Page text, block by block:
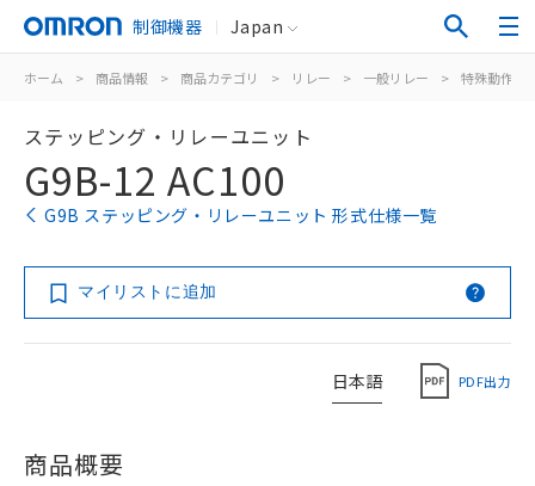
制御機器 Japan
ホーム > 商品情報 > 商品カテゴリ > リレー > 一般リレー > 特殊動作用
ステッピング・リレーユニット
G9B-12 AC100
G9B ステッピング・リレーユニット 形式仕様一覧
マイリストに追加
日本語 PDF出力
商品概要